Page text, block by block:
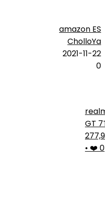
amazon ES
CholloYa
2021-11-22
0
GT
5G
• ❤️ 0